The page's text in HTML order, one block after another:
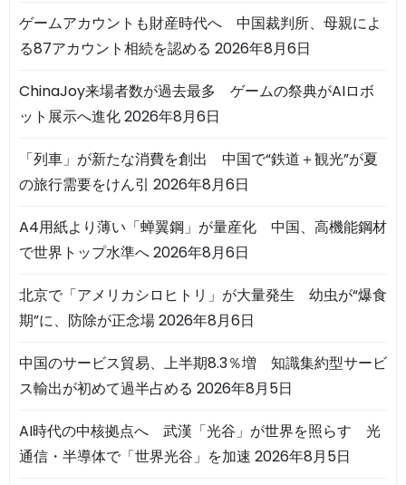
ゲームアカウントも財産時代へ 中国裁判所、母親によ
る87アカウント相続を認める 2026年8月6日
ChinaJoy来場者数が過去最多 ゲームの祭典がAIロボ
ット展示へ進化2026年8月6日
「列車」が新たな消費を創出 中国で“鉄道＋観光”が夏
の旅行需要をけん引 2026年8月6日
A4用紙より薄い「蝉翼鋼」が量産化 中国、高機能鋼材
で世界トップ水準へ2026年8月6日
北京で「アメリカシロヒトリ」が大量発生 幼虫が“爆食
期”に、防除が正念場2026年8月6日
中国のサービス貿易、上半期8.3％増 知識集約型サービ
ス輸出が初めて過半占める 2026年8月5日
AI時代の中核拠点へ 武漢「光谷」が世界を照らす 光
通信・半導体で「世界光谷」を加速 2026年8月5日